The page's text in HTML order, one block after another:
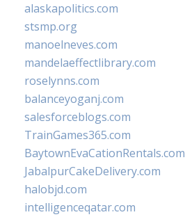
alaskapolitics.com
stsmp.org
manoelneves.com
mandelaeffectlibrary.com
roselynns.com
balanceyoganj.com
salesforceblogs.com
TrainGames365.com
BaytownEvaCationRentals.com
JabalpurCakeDelivery.com
halobjd.com
intelligenceqatar.com